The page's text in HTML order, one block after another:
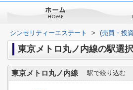
シンセリティーエステート > (売買・投
東京メトロ丸ノ内線の駅選
東京メトロ丸ノ内線 駅で絞り込む